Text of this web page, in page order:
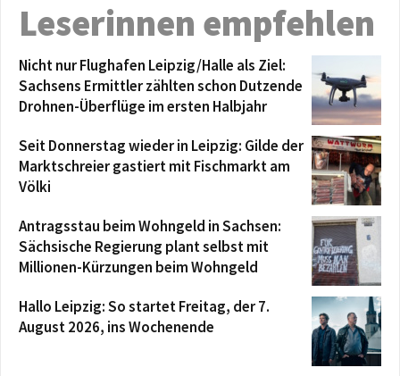
Leserinnen empfehlen
Nicht nur Flughafen Leipzig/Halle als Ziel:
Sachsens Ermittler zählten schon Dutzende
Drohnen-Überflüge im ersten Halbjahr
Seit Donnerstag wieder in Leipzig: Gilde der
Marktschreier gastiert mit Fischmarkt am
Völki
Antragsstau beim Wohngeld in Sachsen:
Sächsische Regierung plant selbst mit
Millionen-Kürzungen beim Wohngeld
Hallo Leipzig: So startet Freitag, der 7.
August 2026, ins Wochenende